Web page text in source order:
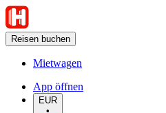
Reisen buchen
Mietwagen
App öffnen
EUR
•